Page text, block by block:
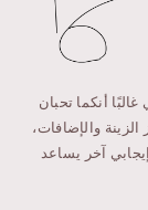
أنكما تحبان
والإضافات،
آخر يساعد